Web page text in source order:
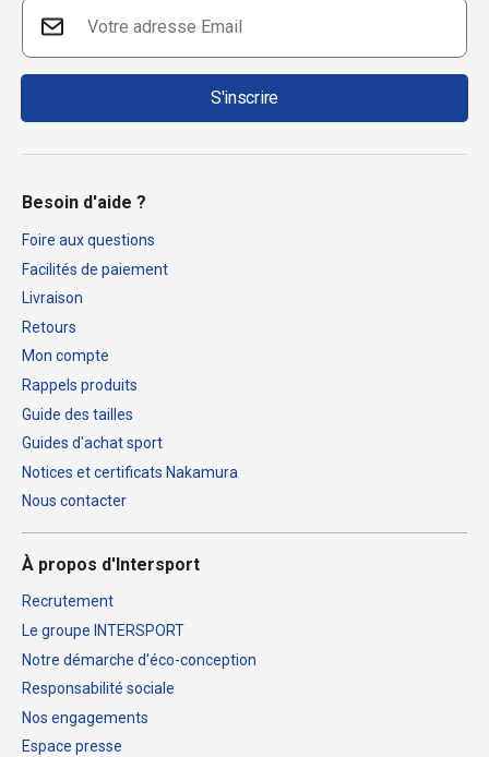
S'inscrire
Besoin d'aide ?
Foire aux questions
Facilités de paiement
Livraison
Retours
Mon compte
Rappels produits
Guide des tailles
Guides d'achat sport
Notices et certificats Nakamura
Nous contacter
À propos d'Intersport
Recrutement
Le groupe INTERSPORT
Notre démarche d'éco-conception
Responsabilité sociale
Nos engagements
Espace presse